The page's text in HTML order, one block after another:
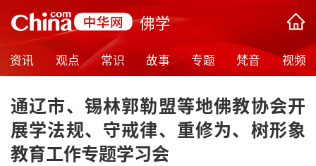
佛学
资讯 观点 常识 故事 专题 梵音 视频
通辽市、锡林郭勒盟等地佛教协会开
展学法规、守戒律、重修为、树形象
教育工作专题学习会